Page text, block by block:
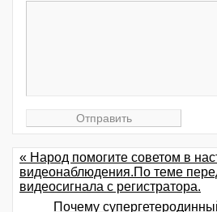
« Народ помогите советом в
видеонаблюдения.По теме
видеосигнала с регистратора.
Почему